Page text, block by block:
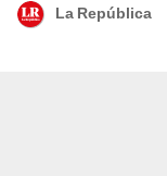
La República